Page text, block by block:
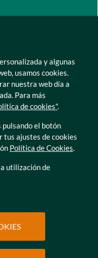
2026
y algunas
usamos cookies.
nuestra web día a
Para más
de cookies".
pulsando el botón
tus ajustes de cookies
Política de Cookies.
utilización de